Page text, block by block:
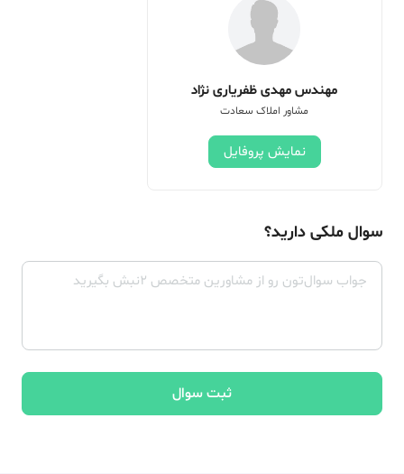
مهندس مهدی ظفریاری نژاد
مشاور املاک سعادت
نمایش پروفایل
سوال ملکی دارید؟
ثبت سوال